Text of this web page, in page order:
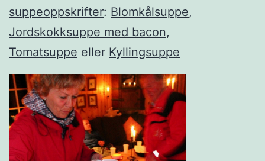
suppeoppskrifter: Blomkålsuppe,
Jordskokksuppe med bacon,
Tomatsuppe eller Kyllingsuppe